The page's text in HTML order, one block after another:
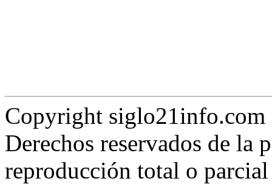
Copyright
Derechos reservados de la
reproducción total o